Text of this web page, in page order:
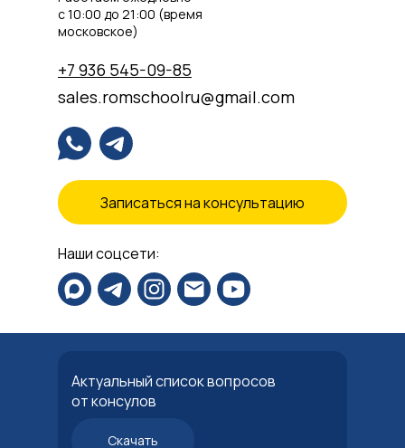
с 10:00 до 21:00 (время
московское)
+7 936 545-09-85
Записаться на консультацию
Наши соцсети:
sales.romschoolru@gmail.com
Актуальный список вопросов
от консулов
Скачать